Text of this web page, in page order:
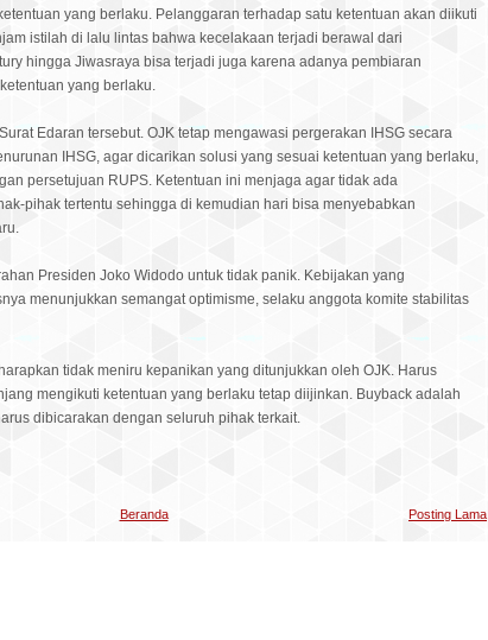
yang berlaku. Pelanggaran terhadap satu ketentuan akan diikuti
istilah di lalu lintas bahwa kecelakaan terjadi berawal dari
hingga Jiwasraya bisa terjadi juga karena adanya pembiaran
yang berlaku.
Edaran tersebut. OJK tetap mengawasi pergerakan IHSG secara
IHSG, agar dicarikan solusi yang sesuai ketentuan yang berlaku,
persetujuan RUPS. Ketentuan ini menjaga agar tidak ada
pihak tertentu sehingga di kemudian hari bisa menyebabkan
Presiden Joko Widodo untuk tidak panik. Kebijakan yang
menunjukkan semangat optimisme, selaku anggota komite stabilitas
tidak meniru kepanikan yang ditunjukkan oleh OJK. Harus
mengikuti ketentuan yang berlaku tetap diijinkan. Buyback adalah
dibicarakan dengan seluruh pihak terkait.
Posting Lama
Beranda